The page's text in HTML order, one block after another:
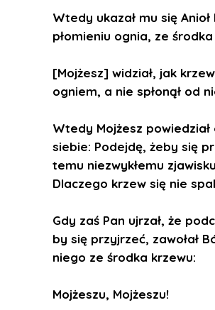
Wtedy ukazał mu się Anioł
płomieniu ognia, ze
[Mojżesz] widział, jak krzew
ogniem, a nie spłonął od
Wtedy Mojżesz powiedział
siebie: Podejdę, żeby się
temu niezwykłemu
Dlaczego krzew się nie
Gdy zaś Pan ujrzał, że
by się przyjrzeć, zawołał
niego ze środka krzewu:
Mojżeszu, Mojżeszu!